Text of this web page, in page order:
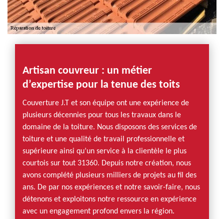
Artisan couvreur : un métier
d’expertise pour la tenue des toits
Couverture J.T et son équipe ont une expérience de
plusieurs décennies pour tous les travaux dans le
domaine de la toiture. Nous disposons des services de
toiture et une qualité de travail professionnelle et
supérieure ainsi qu’un service à la clientèle le plus
courtois sur tout 31360. Depuis notre création, nous
avons complété plusieurs milliers de projets au fil des
ans. De par nos expériences et notre savoir-faire, nous
détenons et exploitons notre ressource en expérience
avec un engagement profond envers la région.